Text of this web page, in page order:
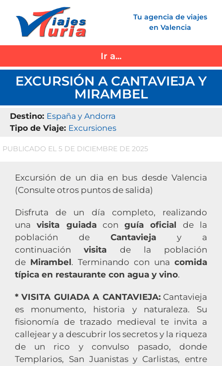
contenido
Tu agencia de viajes
en Valencia
Ir a...
EXCURSIÓN A CANTAVIEJA Y
MIRAMBEL
Destino: España y Andorra
Tipo de Viaje: Excursiones
PUBLICADO EL 5 DE DICIEMBRE DE 2025
Excursión de un dia en bus desde Valencia
(Consulte otros puntos de salida)
Disfruta de un día completo, realizando
unavisita guiadaconguía oficial de la
población de Cantavieja y a
continuaciónvisita de la población
de Mirambel. Terminando con una comida
típica en restaurante con agua y vino.
* VISITA GUIADA A CANTAVIEJA:Cantavieja
es monumento, historia y naturaleza. Su
fisionomía de trazado medieval te invita a
callejear y a descubrir los secretos y la riqueza
de un rico y convulso pasado, donde
Templarios, San Juanistas y Carlistas, entre